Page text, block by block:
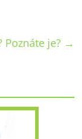
Poznáte je? →